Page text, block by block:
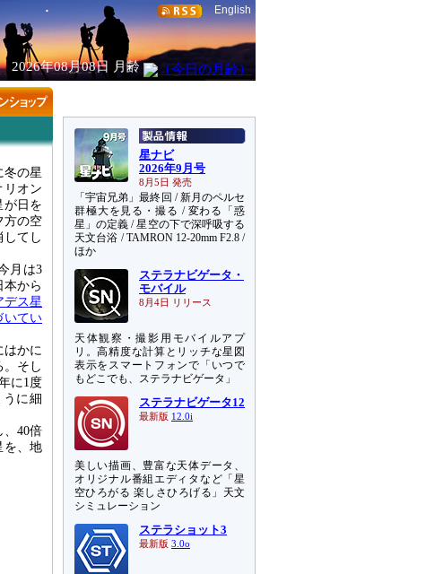
English
2026年08月08日 月齢
冬の星
リオン
が日を
方の空
てし
月は3
本から
デス星
いてい
かに
。そし
に1度
に細
、40倍
を、地
星ナビ
2026年9月号
8月5日 発売
「宇宙兄弟」最終回 / 新月のペルセ
群極大を見る・撮る / 変わる「惑
星」の定義 / 星空の下で深呼吸する
天文台浴 / TAMRON 12-20mm F2.8 /
ほか
ステラナビゲータ・
モバイル
8月4日 リリース
天体観察・撮影用モバイルアプ
リ。高精度な計算とリッチな星図
表示をスマートフォンで「いつで
もどこでも、ステラナビゲータ」
ステラナビゲータ12
最新版 12.0i
美しい描画、豊富な天体データ、
オリジナル番組エディタなど「星
空ひろがる 楽しさひろげる」天文
シミュレーション
ステラショット3
最新版 3.0o